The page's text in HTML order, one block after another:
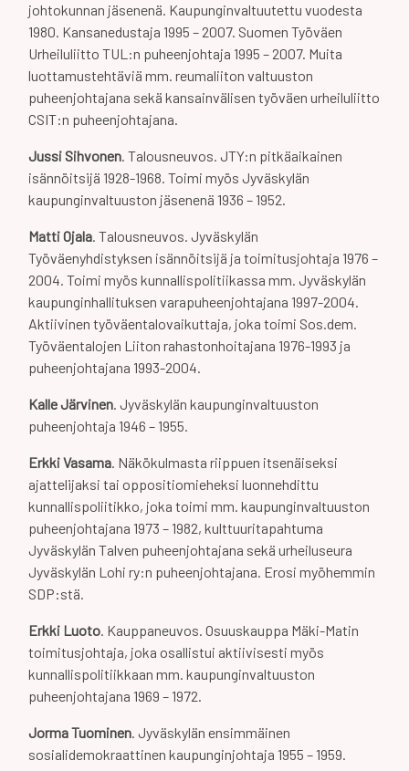
johtokunnan jäsenenä. Kaupunginvaltuutettu vuodesta
1980. Kansanedustaja 1995 – 2007. Suomen Työväen
Urheiluliitto TUL:n puheenjohtaja 1995 – 2007. Muita
luottamustehtäviä mm. reumaliiton valtuuston
puheenjohtajana sekä kansainvälisen työväen urheiluliitto
CSIT:n puheenjohtajana.
Jussi Sihvonen. Talousneuvos. JTY:n pitkäaikainen
isännöitsijä 1928-1968. Toimi myös Jyväskylän
kaupunginvaltuuston jäsenenä 1936 – 1952.
Matti Ojala. Talousneuvos. Jyväskylän
Työväenyhdistyksen isännöitsijä ja toimitusjohtaja 1976 –
2004. Toimi myös kunnallispolitiikassa mm. Jyväskylän
kaupunginhallituksen varapuheenjohtajana 1997-2004.
Aktiivinen työväentalovaikuttaja, joka toimi Sos.dem.
Työväentalojen Liiton rahastonhoitajana 1976-1993 ja
puheenjohtajana 1993-2004.
Kalle Järvinen. Jyväskylän kaupunginvaltuuston
puheenjohtaja 1946 – 1955.
Erkki Vasama. Näkökulmasta riippuen itsenäiseksi
ajattelijaksi tai oppositiomieheksi luonnehdittu
kunnallispoliitikko, joka toimi mm. kaupunginvaltuuston
puheenjohtajana 1973 – 1982, kulttuuritapahtuma
Jyväskylän Talven puheenjohtajana sekä urheiluseura
Jyväskylän Lohi ry:n puheenjohtajana. Erosi myöhemmin
SDP:stä.
Erkki Luoto. Kauppaneuvos. Osuuskauppa Mäki-Matin
toimitusjohtaja, joka osallistui aktiivisesti myös
kunnallispolitiikkaan mm. kaupunginvaltuuston
puheenjohtajana 1969 – 1972.
Jorma Tuominen. Jyväskylän ensimmäinen
sosialidemokraattinen kaupunginjohtaja 1955 – 1959.